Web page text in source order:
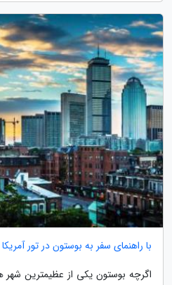
با راهنمای سفر به بوستون در تور
اگرچه بوستون یکی از عظیمترین شهر